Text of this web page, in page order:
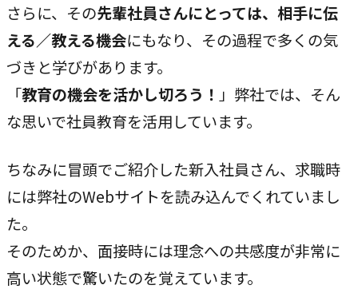
さらに、その先輩社員さんにとっては、相手に伝
える／教える機会にもなり、その過程で多くの気
づきと学びがあります。
「教育の機会を活かし切ろう！ 」弊社では、そん
な思いで社員教育を活用しています。
ちなみに冒頭でご紹介した新入社員さん、求職時
には弊社のWebサイトを読み込んでくれていまし
た。
そのためか、面接時には理念への共感度が非常に
高い状態で驚いたのを覚えています。